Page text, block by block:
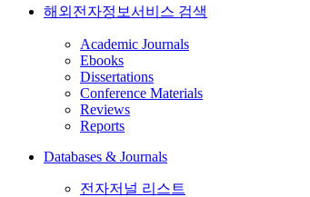
해외전자정보서비스 검색
Academic Journals
Ebooks
Dissertations
Conference Materials
Reviews
Reports
Databases & Journals
전자저널 리스트